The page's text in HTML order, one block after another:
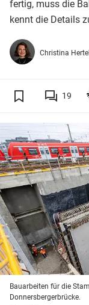
fertig, muss die
kennt die Details
Christina Hertel
19
Bauarbeiten für die
Donnersbergerbrücke.